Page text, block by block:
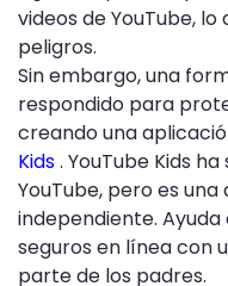
videos de YouTube,
peligros.
Sin embargo, una
respondido para
creando una
Kids. YouTube Kids
YouTube, pero es
independiente.
seguros en línea con
parte de los padres.